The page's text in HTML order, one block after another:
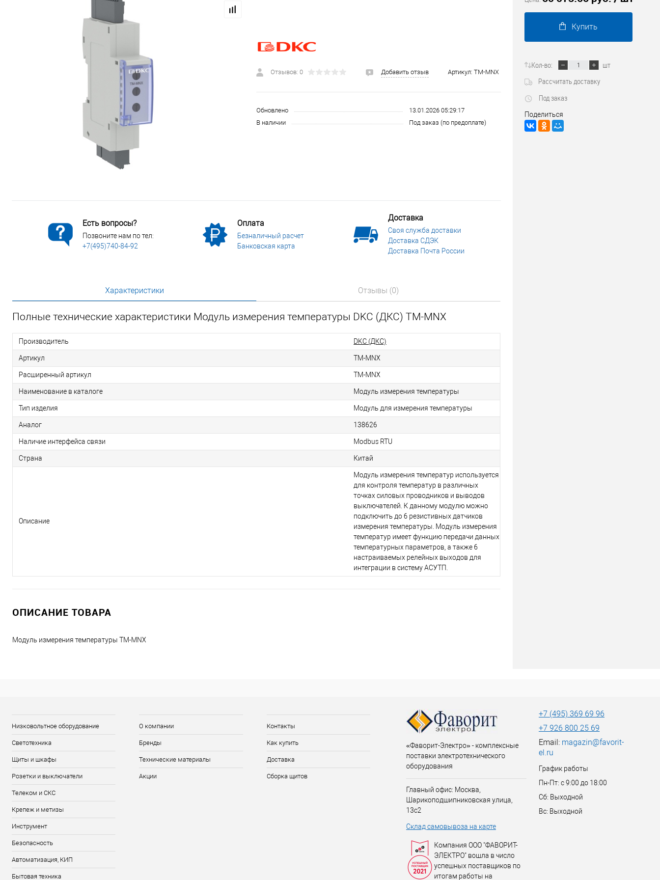
Сопутствующие товары Спецодежда и СИЗ
Электромонтажные изделия
Отзывов: 0 Добавить отзыв Артикул: TM-MNX
Обновлено
13.01.2026 05:29:17
В наличии
Под заказ (по предоплате)
Есть вопросы?
Позвоните нам по тел:
+7(495)740-84-92
Оплата
Безналичный расчет
Банковская карта
Доставка
Своя служба доставки
Доставка СДЭК
Доставка Почта России
Характеристики Отзывы (0)
Полные технические характеристики Модуль измерения температуры DKC (ДКС) TM-MNX
Производитель DKC (ДКС)
Артикул TM-MNX
Расширенный артикул TM-MNX
Наименование в каталоге Модуль измерения температуры
Тип изделия Модуль для измерения температуры
Аналог 138626
Наличие интерфейса связи Modbus RTU
Страна Китай
Описание
Модуль измерения температур используется
для контроля температур в различных
точках силовых проводников и выводов
выключателей. К данному модулю можно
подключить до 6 резистивных датчиков
измерения температуры. Модуль измерения
температур имеет функцию передачи данных
температурных параметров, а также 6
настраиваемых релейных выходов для
интеграции в систему АСУТП.
ОПИСАНИЕ ТОВАРА
Модуль измерения температуры TM-MNX
Купить
Кол-во:
шт
Рассчитать доставку
Под заказ
Поделиться
Низковольтное оборудование
Светотехника
Щиты и шкафы
Розетки и выключатели
Телеком и СКС
Крепеж и метизы
Инструмент
Безопасность
Автоматизация, КИП
Бытовая техника
О компании
Бренды
Технические материалы
Акции
Контакты
Как купить
Доставка
Сборка щитов
«Фаворит-Электро» - комплексные
поставки электротехнического
оборудования
Главный офис: Москва,
Шарикоподшипниковская улица,
13с2
Склад самовывоза на карте
Компания ООО "ФАВОРИТ-
ЭЛЕКТРО" вошла в число
успешных поставщиков по
итогам работы на
+7 (495) 369 69 96
+7 926 800 25 69
Email: magazin@favorit-
el.ru
График работы
Пн-Пт: с 9:00 до 18:00
Сб: Выходной
Вс: Выходной